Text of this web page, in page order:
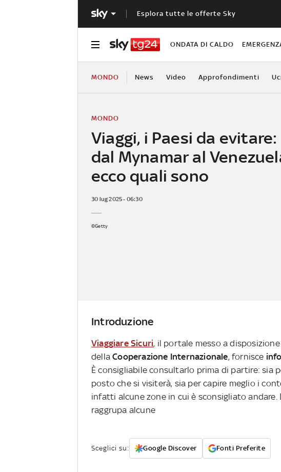
Esplora tutte le offerte Sky
ONDATA DI CALDO
MONDO News Video Approfondimenti
Viaggi, i Paesi da evitare:
dal Mynamar al
ecco quali sono
MONDO
30 lug 2025 - 06:30
©Getty
Introduzione
Viaggiare Sicuri, il portale messo a
della Cooperazione Internazionale, fornisce
È consigliabile consultarlo prima di partire: sia
posto che si visiterà, sia per capire meglio i
infatti alcune zone in cui è sconsigliato andare.
raggrupa alcune
Sceglici su: Google Discover Fonti Preferite